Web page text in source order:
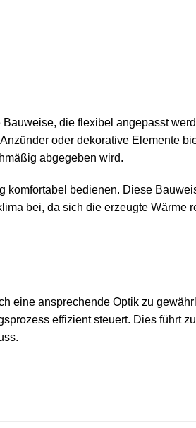
die flexibel angepasst
oder dekorative Elemente
abgegeben wird.
komfortabel bedienen. Diese
bei, da sich die erzeugte Wärme
eine ansprechende Optik zu
effizient steuert. Dies führt